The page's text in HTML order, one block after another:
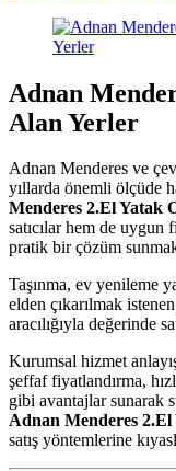
Adnan
Alan Yerler
Adnan Menderes ve
yıllarda önemli ölçüde
Menderes 2.El Yatak
satıcılar hem de uygun
pratik bir çözüm
Taşınma, ev yenileme
elden çıkarılmak
aracılığıyla değerinde
Kurumsal hizmet
şeffaf fiyatlandırma,
gibi avantajlar sunarak
Adnan Menderes 2.El
satış yöntemlerine